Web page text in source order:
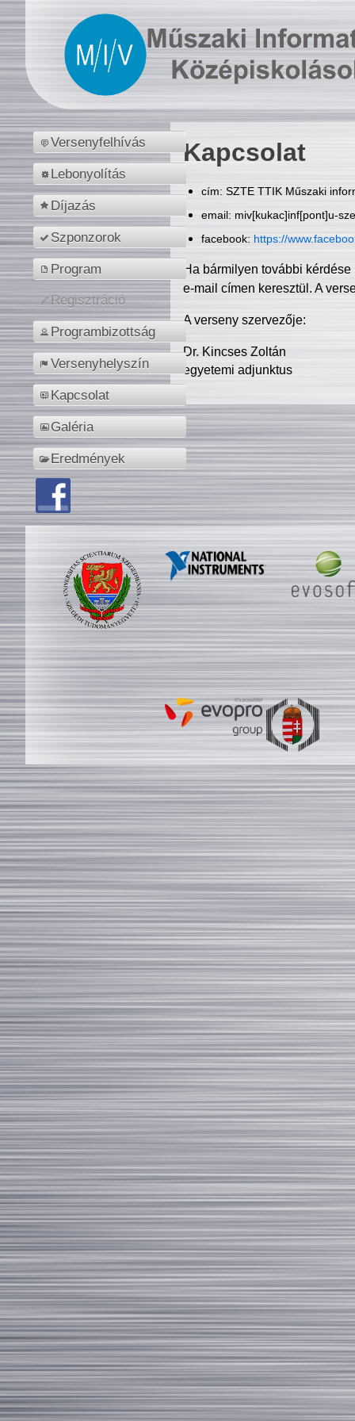
Versenyfelhívás
Lebonyolítás
Díjazás
Szponzorok
Program
Regisztráció
Programbizottság
Versenyhelyszín
Kapcsolat
Galéria
Eredmények
Kapcsolat
cím: SZTE TTIK Műszaki
email: miv[kukac]inf[pont]u-
facebook: https://
Ha bármilyen további
e-mail címen keresztül. A
A verseny szervezője:
Dr. Kincses Zoltán
egyetemi adjunktus